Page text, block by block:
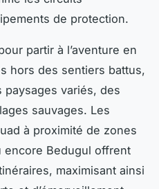
de protection.
partir à l’aventure en
hors des sentiers battus,
paysages variés, des
sauvages. Les
à proximité de zones
encore Bedugul offrent
maximisant ainsi